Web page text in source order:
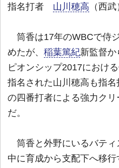
指名打者 山川穂高 （西武
筒香は17年のWBCで侍
めたが、 稲葉篤紀新監督
ピオンシップ2017におけ
指名された山川穂高も指
の四番打者による強力ク
だ。
筒香と外野にいるバティ
中に育成から支配下へ移